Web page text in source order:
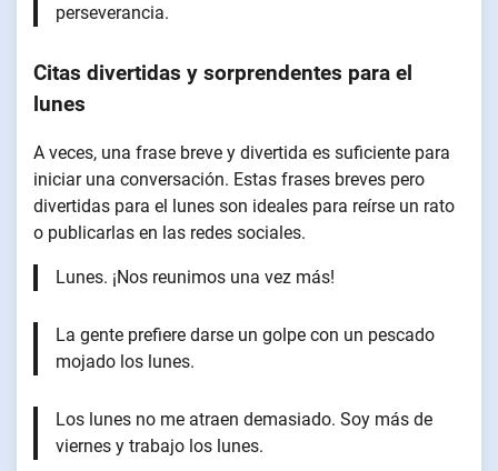
perseverancia.
Citas divertidas y sorprendentes para el
lunes
A veces, una frase breve y divertida es suficiente para
iniciar una conversación. Estas frases breves pero
divertidas para el lunes son ideales para reírse un rato
o publicarlas en las redes sociales.
Lunes. ¡Nos reunimos una vez más!
La gente prefiere darse un golpe con un pescado
mojado los lunes.
Los lunes no me atraen demasiado. Soy más de
viernes y trabajo los lunes.